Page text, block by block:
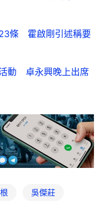
條 霍啟剛引述稱要
動 卓永興晚上出席
吳傑莊